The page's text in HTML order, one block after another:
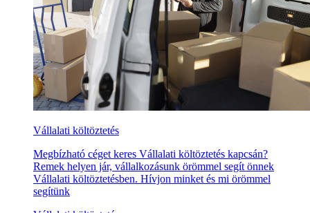
Vállalati költöztetés
Megbízható céget keres Vállalati költöztetés kapcsán?
Remek helyen jár, vállalkozásunk örömmel segít önnek
Vállalati költöztetésben. Hívjon minket és mi örömmel
segítünk